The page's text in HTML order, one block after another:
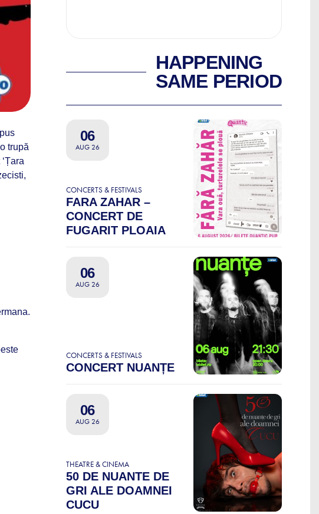
trupă
HAPPENING
SAME PERIOD
06
AUG 26
CONCERTS & FESTIVALS
FARA ZAHAR –
CONCERT DE
FUGARIT PLOAIA
06
AUG 26
CONCERTS & FESTIVALS
CONCERT NUANȚE
06
AUG 26
THEATRE & CINEMA
50 DE NUANTE DE
GRI ALE DOAMNEI
CUCU